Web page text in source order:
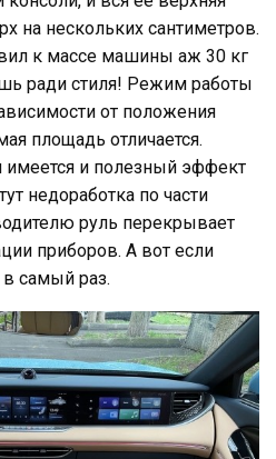
на нескольких сантиметров.
к массе машины аж 30 кг
ради стиля! Режим работы
от положения
площадь отличается.
и полезный эффект
недоработка по части
руль перекрывает
приборов. А вот если
в самый раз.